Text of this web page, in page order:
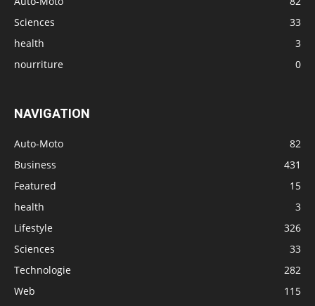
Sciences
33
health
3
nourriture
0
NAVIGATION
Auto-Moto
82
Business
431
Featured
15
health
3
Lifestyle
326
Sciences
33
Technologie
282
Web
115